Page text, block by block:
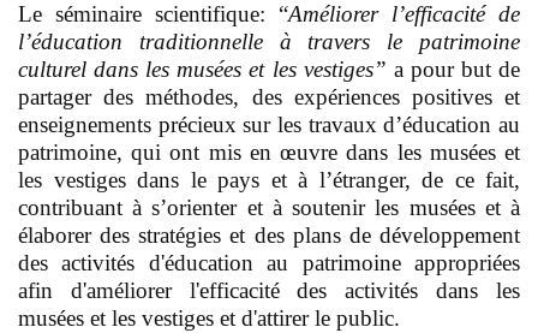
Le séminaire scientifique: “Améliorer l’efficacité de
l’éducation traditionnelle à travers le patrimoine
culturel dans les musées et les vestiges” a pour but de
partager des méthodes, des expériences positives et
enseignements précieux sur les travaux d’éducation au
patrimoine, qui ont mis en œuvre dans les musées et
les vestiges dans le pays et à l’étranger, de ce fait,
contribuant à s’orienter et à soutenir les musées et à
élaborer des stratégies et des plans de développement
des activités d'éducation au patrimoine appropriées
afin d'améliorer l'efficacité des activités dans les
musées et les vestiges et d'attirer le public.